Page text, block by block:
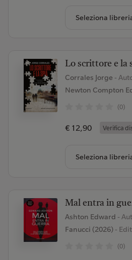
Seleziona
Lo scrittore e la
Corrales Jorge -
Newton Compton
(0)
€ 12,90 Verifica
Seleziona
Mal entra in
Ashton Edward -
Fanucci (2026)-
(0)